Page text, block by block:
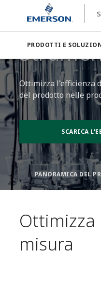
PRODOTTI E
Strumentazione di misura
Ottimizza l'efficienza
del prodotto nelle
SCARICA
PANORAMICA DEL
Ottimizza
misura